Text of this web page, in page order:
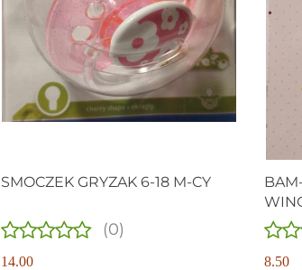
SMOCZEK GRYZAK 6-18 M-CY
(0)
14.00 8.50